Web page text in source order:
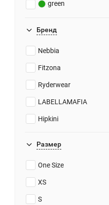
green
marron
coral
dark red
beige
light brown
Бренд
Nebbia
Fitzona
Ryderwear
LABELLAMAFIA
Hipkini
Размер
One Size
XS
S